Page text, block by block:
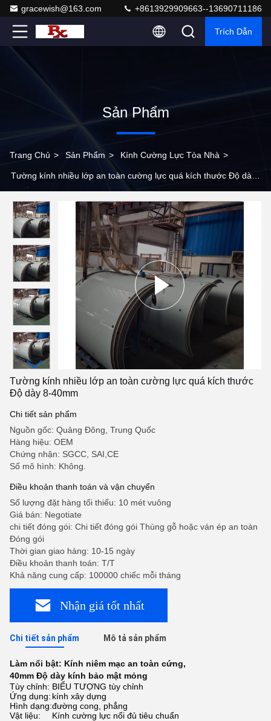
gracewish@163.com +8613929909663--13690711186
Trích Dẫn
Sản Phẩm
Trang Chủ > Sản Phẩm > Kính Cường Lực Tòa Nhà >
Tường kính nhiều lớp an toàn cường lực quá kích thước Độ dày
Tường kính nhiều lớp an toàn cường lực quá kích thước
Độ dày 8-40mm
Chi tiết sản phẩm
Nguồn gốc: Quảng Đông, Trung Quốc
Hàng hiệu: OEM
Chứng nhận: SGCC, SAI,CE
Số mô hình: Không.
Điều khoản thanh toán và vận chuyển
Số lượng đặt hàng tối thiểu: 10 mét vuông
Giá bán: Negotiate
chi tiết đóng gói: Chi tiết đóng gói Thùng gỗ hoặc ván ép an toàn
Đóng gói
Thời gian giao hàng: 10-15 ngày
Điều khoản thanh toán: T/T
Khả năng cung cấp: 100000 chiếc mỗi tháng
Nhận giá tốt nhất
Chi tiết sản phẩm Mô tả sản phẩm
Làm nổi bật: Kính niêm mạc an toàn cứng,
40mm Độ dày kính bảo mật mỏng
Tùy chỉnh: BIỂU TƯỢNG tùy chỉnh
Ứng dụng: kính xây dựng
Hình dạng:đường cong, phẳng
Vật liệu:
Kính cường lực nổi đủ tiêu chuẩn